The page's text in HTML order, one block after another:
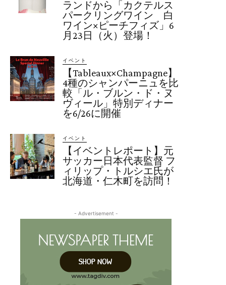
ランドから「カクテルス
パークリングワイン 白
ワイン×ピーチフィズ」6
月23日（火）登場！
イベント
【Tableaux×Champagne】
4種のシャンパーニュを比
較「ル・ブルン・ド・ヌ
ヴィール」特別ディナー
を6/26に開催
イベント
【イベントレポート】元
サッカー日本代表監督 フ
ィリップ・トルシエ氏が
北海道・仁木町を訪問！
- Advertisement -